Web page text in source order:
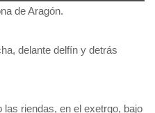
de Aragón.
delante delfín y detrás
riendas, en el exetrgo, bajo